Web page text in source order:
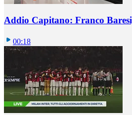
Addio Capitano: Franco
00:18